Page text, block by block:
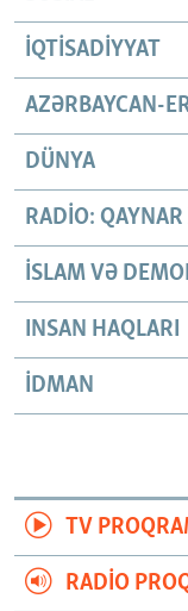
İQTISADIYYAT
AZƏRBAYCAN-
DÜNYA
RADIO: QAYNAR
İSLAM VƏ
INSAN HAQLARI
İDMAN
TV
RADIO